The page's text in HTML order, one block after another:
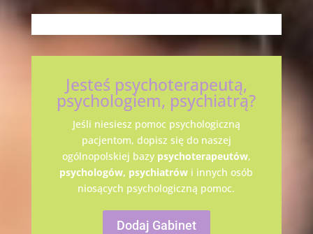
Jesteś psychoterapeutą,
psychologiem, psychiatrą?
Jeśli niesiesz pomoc psychologiczną
pacjentom, dopisz się do naszej
ogólnopolskiej bazy psychoterapeutów,
psychologów, psychiatrów i innych osób
niosących psychologiczną pomoc.
Dodaj Gabinet